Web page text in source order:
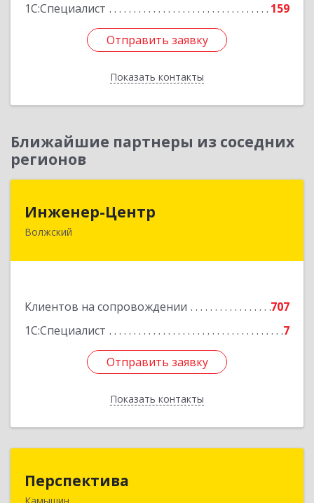
1С:Специалист
159
Отправить заявку
Показать контакты
Отправить заявку
Назад
Ближайшие партнеры из соседних
регионов
Инженер-Центр
Волжский
Клиентов на сопровождении
707
1С:Специалист
7
Отправить заявку
Показать контакты
404120, Волгоградская обл, Волжский г, им
Отправить заявку
Назад
Перспектива
Камышин